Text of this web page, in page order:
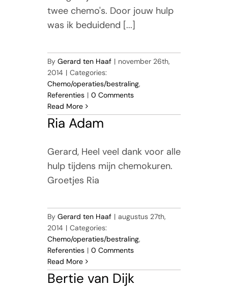
twee chemo's. Door jouw hulp
was ik beduidend [...]
By Gerard ten Haaf | november 26th,
2014 | Categories:
Chemo/operaties/bestraling,
Referenties | 0 Comments
Read More
Ria Adam
Gerard, Heel veel dank voor alle
hulp tijdens mijn chemokuren.
Groetjes Ria
By Gerard ten Haaf | augustus 27th,
2014 | Categories:
Chemo/operaties/bestraling,
Referenties | 0 Comments
Read More
Bertie van Dijk